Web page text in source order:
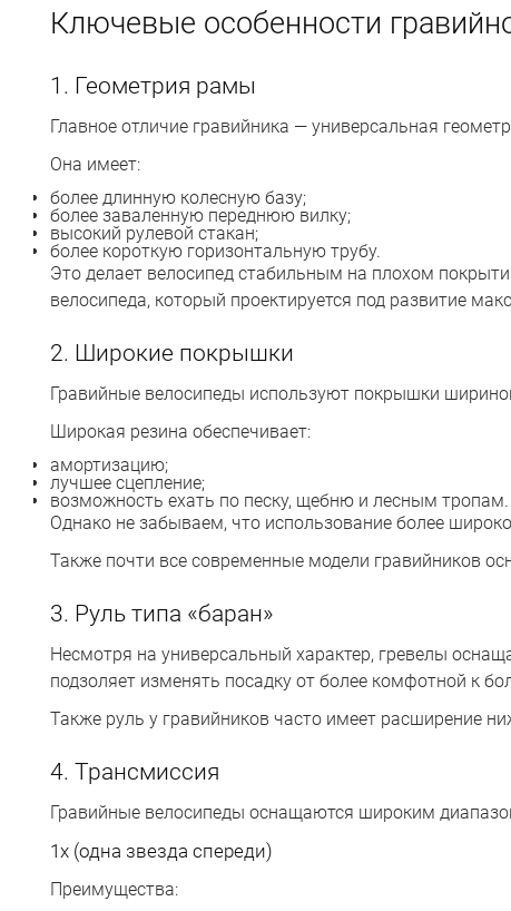
Ключевые особенности
1. Геометрия рамы
Главное отличие гравийника — универсальная
Она имеет:
более длинную колесную базу;
более заваленную переднюю вилку;
высокий рулевой стакан;
более короткую горизонтальную трубу.
Это делает велосипед стабильным на плохом
велосипеда, который проектируется под развитие
2. Широкие покрышки
Гравийные велосипеды используют покрышки
Широкая резина обеспечивает:
амортизацию;
лучшее сцепление;
возможность ехать по песку, щебню и лесным тропам.
Однако не забываем, что использование более
Также почти все современные модели гравийников
3. Руль типа «баран»
Несмотря на универсальный характер, гревелы
подзоляет изменять посадку от более комфотной к
Также руль у гравийников часто имеет расширение
4. Трансмиссия
Гравийные велосипеды оснащаются широким
1x (одна звезда спереди)
Преимущества: